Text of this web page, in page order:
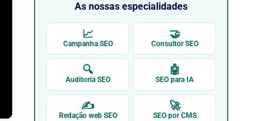
As nossas especialidades
📈
Campanha SEO
🤝
Consultor SEO
🔍
Auditoria SEO
🤖
SEO para IA
✍
Redação web SEO
🚀
SEO por CMS